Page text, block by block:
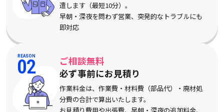
遣します（最短10分）。
早朝・深夜を問わず営業、突発的なトラブルにも
即対応
REASON
02
ご相談無料
必ず事前にお見積り
作業料金は、作業費・材料費（部品代）・廃材処
分費の合計で算出いたします。
お見積り費用や出張費、早朝・深夜の追加料金、